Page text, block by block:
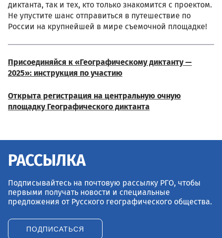
диктанта, так и тех, кто только знакомится с проектом.
Не упустите шанс отправиться в путешествие по
России на крупнейшей в мире съемочной площадке!
Присоединяйся к «Географическому диктанту —
2025»: инструкция по участию
Открыта регистрация на центральную очную
площадку Географического диктанта
РАССЫЛКА
Подписывайтесь на почтовую рассылку РГО, чтобы
первыми получать новости и специальные
предложения от Русского географического общества.
ПОДПИСАТЬСЯ